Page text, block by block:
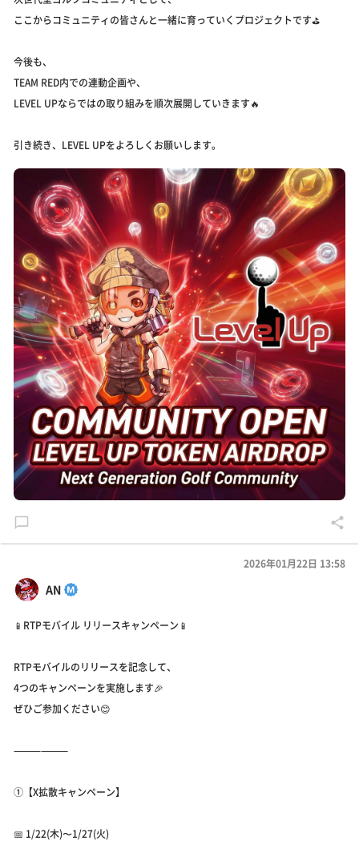
ここからコミュニティの皆さんと一緒に育っていくプロジェクトです⛳️
今後も、
TEAM RED内での連動企画や、
LEVEL UPならではの取り組みを順次展開していきます🔥
引き続き、LEVEL UPをよろしくお願いします。
AN
2026年01月22日 13:58
📱RTPモバイル リリースキャンペーン📱
RTPモバイルのリリースを記念して、
4つのキャンペーンを実施します🎉
ぜひご参加ください😊
⸻⸻
①【X拡散キャンペーン】
📅 1/22(木)〜1/27(火)